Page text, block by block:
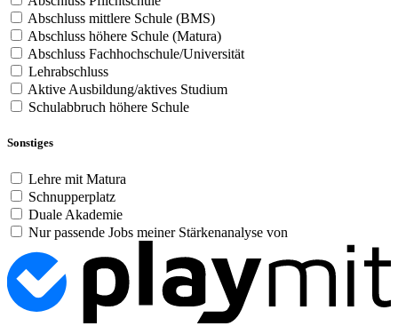
Abschluss mittlere Schule (BMS)
Abschluss höhere Schule (Matura)
Abschluss Fachhochschule/Universität
Lehrabschluss
Aktive Ausbildung/aktives Studium
Schulabbruch höhere Schule
Sonstiges
Lehre mit Matura
Schnupperplatz
Duale Akademie
Nur passende Jobs meiner Stärkenanalyse von